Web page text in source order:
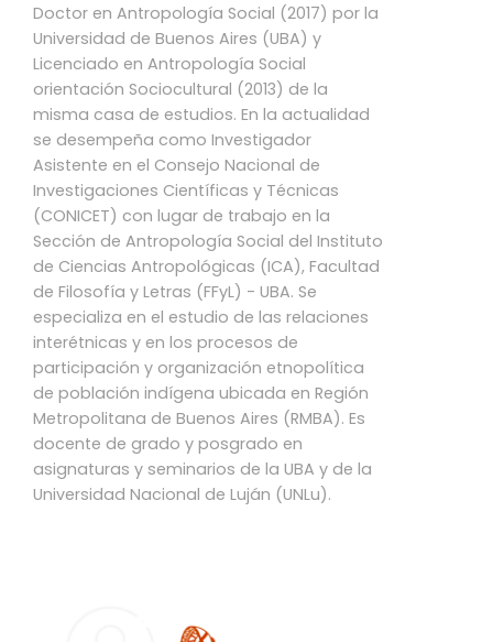
Doctor en Antropología Social (2017) por la
Universidad de Buenos Aires (UBA) y
Licenciado en Antropología Social
orientación Sociocultural (2013) de la
misma casa de estudios. En la actualidad
se desempeña como Investigador
Asistente en el Consejo Nacional de
Investigaciones Científicas y Técnicas
(CONICET) con lugar de trabajo en la
Sección de Antropología Social del Instituto
de Ciencias Antropológicas (ICA), Facultad
de Filosofía y Letras (FFyL) - UBA. Se
especializa en el estudio de las relaciones
interétnicas y en los procesos de
participación y organización etnopolítica
de población indígena ubicada en Región
Metropolitana de Buenos Aires (RMBA). Es
docente de grado y posgrado en
asignaturas y seminarios de la UBA y de la
Universidad Nacional de Luján (UNLu).